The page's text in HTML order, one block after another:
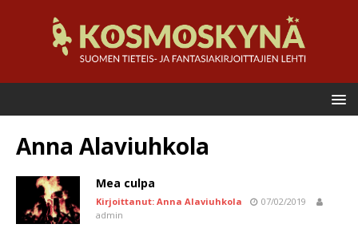
Anna Alaviuhkola
Mea culpa
Kirjoittanut: Anna Alaviuhkola
07/02/2019
admin